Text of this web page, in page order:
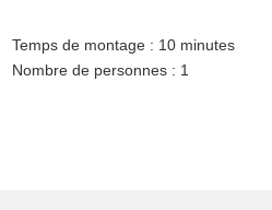
Temps de montage : 10 minutes
Nombre de personnes : 1